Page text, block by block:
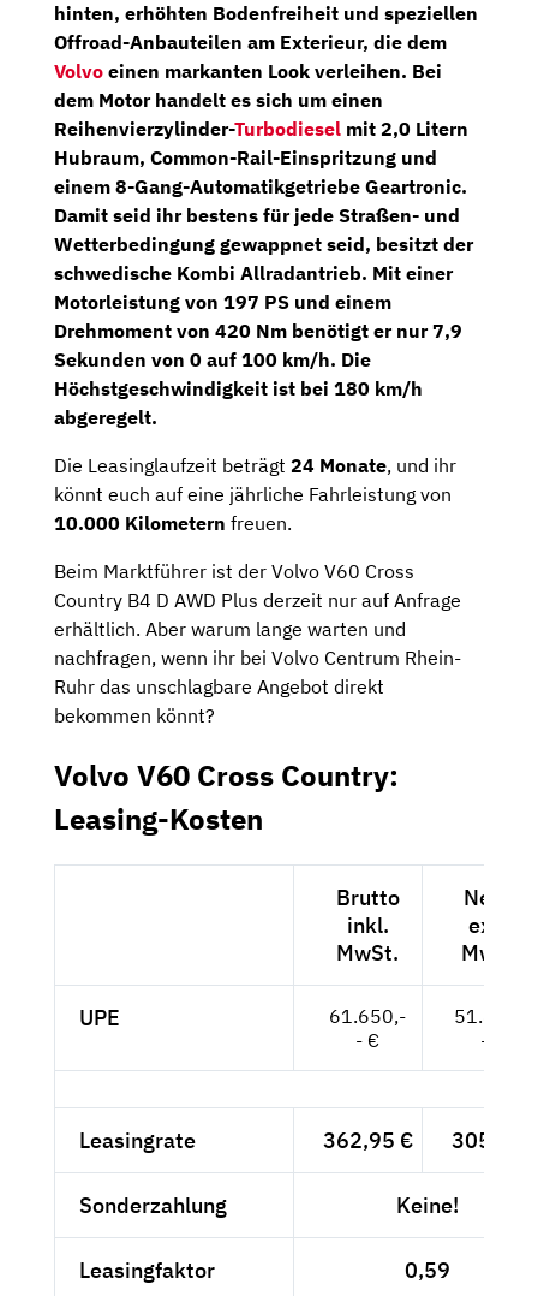
hinten, erhöhten Bodenfreiheit und speziellen
Offroad-Anbauteilen am Exterieur, die dem
Volvo einen markanten Look verleihen. Bei
dem Motor handelt es sich um einen
Reihenvierzylinder-Turbodiesel mit 2,0 Litern
Hubraum, Common-Rail-Einspritzung und
einem 8-Gang-Automatikgetriebe Geartronic.
Damit seid ihr bestens für jede Straßen- und
Wetterbedingung gewappnet seid, besitzt der
schwedische Kombi Allradantrieb. Mit einer
Motorleistung von 197 PS und einem
Drehmoment von 420 Nm benötigt er nur 7,9
Sekunden von 0 auf 100 km/h. Die
Höchstgeschwindigkeit ist bei 180 km/h
abgeregelt.
Die Leasinglaufzeit beträgt 24 Monate, und ihr
könnt euch auf eine jährliche Fahrleistung von
10.000 Kilometern freuen.
Beim Marktführer ist der Volvo V60 Cross
Country B4 D AWD Plus derzeit nur auf Anfrage
erhältlich. Aber warum lange warten und
nachfragen, wenn ihr bei Volvo Centrum Rhein-
Ruhr das unschlagbare Angebot direkt
bekommen könnt?
Volvo V60 Cross Country:
Leasing-Kosten
Brutto
inkl.
MwSt.
Netto
exkl.
MwSt.
UPE
61.650,-
- €
51.807,-
- €
Leasingrate 362,95 € 305,-- €
Sonderzahlung Keine!
Leasingfaktor 0,59